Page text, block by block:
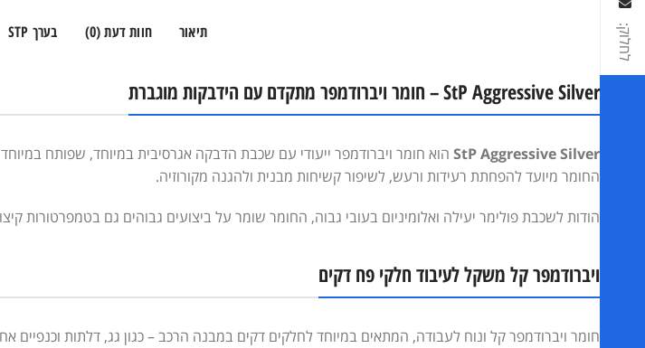
לחלוק: תיאור חוות דעת (0) בערך STP
StP Aggressive Silver – חומר ויברודמפר מתקדם עם הידבקות מוגברת
הוא חומר ויברודמפר ייעודי עם שכבת הדבקה אגרסיבית במיוחד, שפותח
החומר מיועד להפחתת רעידות ורעש, לשיפור קשיחות מבנית ולהגנה מקורוזיה.
הודות לשכבת פולימר יעילה ואלומיניום בעובי גבוה, החומר שומר על ביצועים גבוהים גם בטמפרטורות
‏ויברודמפר קל משקל לעיבוד חלקי פח דקים
חומר ויברודמפר קל ונוח לעבודה, המתאים במיוחד לחלקים דקים במבנה הרכב – כגון גג, דלתות וכנפיים